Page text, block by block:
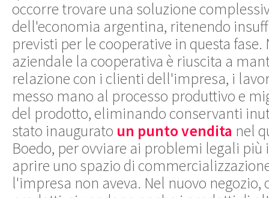
occorre trovare una soluzione
dell'economia argentina, ritenendo
previsti per le cooperative in questa
aziendale la cooperativa è riuscita a
relazione con i clienti dell'impresa, i
messo mano al processo produttivo e
del prodotto, eliminando conservanti
stato inaugurato un punto vendita nel
Boedo, per ovviare ai problemi legali
aprire uno spazio di
l'impresa non aveva. Nel nuovo